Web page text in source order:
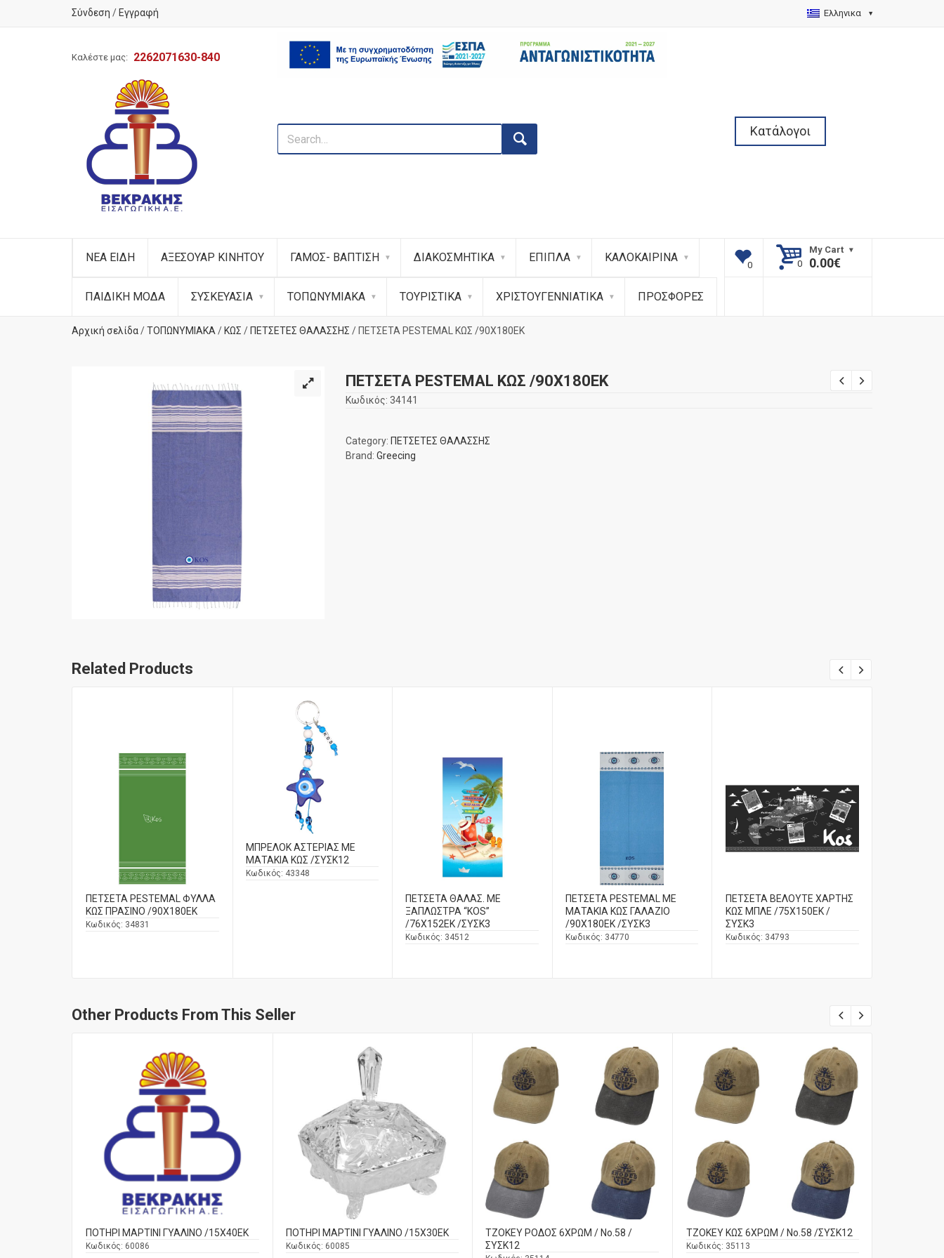
Σύνδεση / Εγγραφή Ελληνικα
Καλέστε μας: 2262071630-840
Κατάλογοι
ΝΕΑ ΕΙΔΗ ΑΞΕΣΟΥΑΡ ΚΙΝΗΤΟΥ ΓΑΜΟΣ- ΒΑΠΤΙΣΗ ΔΙΑΚΟΣΜΗΤΙΚΑ ΕΠΙΠΛΑ ΚΑΛΟΚΑΙΡΙΝΑ
ΠΑΙΔΙΚΗ ΜΟΔΑ ΣΥΣΚΕΥΑΣΙΑ ΤΟΠΩΝΥΜΙΑΚΑ ΤΟΥΡΙΣΤΙΚΑ ΧΡΙΣΤΟΥΓΕΝΝΙΑΤΙΚΑ ΠΡΟΣΦΟΡΕΣ
My Cart
0.00€
Αρχική σελίδα/ΤΟΠΩΝΥΜΙΑΚΑ / ΚΩΣ / ΠΕΤΣΕΤΕΣ ΘΑΛΑΣΣΗΣ / ΠΕΤΣΕΤΑ PESTEMAL ΚΩΣ /90Χ180ΕΚ
ΠΕΤΣΕΤΑ PESTEMAL ΚΩΣ /90Χ180ΕΚ
Κωδικός: 34141
Category: ΠΕΤΣΕΤΕΣ ΘΑΛΑΣΣΗΣ
Brand: Greecing
Related Products
ΠΕΤΣΕΤΑ PESTEMAL ΦΥΛΛΑ
ΚΩΣ ΠΡΑΣΙΝΟ /90X180ΕΚ
Κωδικός: 34831
ΜΠΡΕΛΟΚ ΑΣΤΕΡΙΑΣ ΜΕ
ΜΑΤΑΚΙΑ ΚΩΣ /ΣΥΣΚ12
Κωδικός: 43348
ΠΕΤΣΕΤΑ ΘΑΛΑΣ. ΜΕ
ΞΑΠΛΩΣΤΡΑ “KOS”
/76Χ152ΕΚ /ΣΥΣΚ3
Κωδικός: 34512
ΠΕΤΣΕΤΑ PESTEMAL ΜΕ
ΜΑΤΑΚΙΑ ΚΩΣ ΓΑΛΑΖΙΟ
/90Χ180ΕΚ /ΣΥΣΚ3
Κωδικός: 34770
ΠΕΤΣΕΤΑ ΒΕΛΟΥΤΕ ΧΑΡΤΗΣ
ΚΩΣ ΜΠΛΕ /75X150ΕΚ /
ΣΥΣΚ3
Κωδικός: 34793
Other Products From This Seller
ΠΟΤΗΡΙ ΜΑΡΤΙΝΙ ΓΥΑΛΙΝΟ /15Χ40ΕΚ
Κωδικός: 60086
ΠΟΤΗΡΙ ΜΑΡΤΙΝΙ ΓΥΑΛΙΝΟ /15Χ30ΕΚ
Κωδικός: 60085
ΤΖΟΚΕΥ ΡΟΔΟΣ 6ΧΡΩΜ / No.58 /
ΣΥΣΚ12
ΤΖΟΚΕΥ ΚΩΣ 6ΧΡΩΜ / No.58 /ΣΥΣΚ12
Κωδικός: 35113